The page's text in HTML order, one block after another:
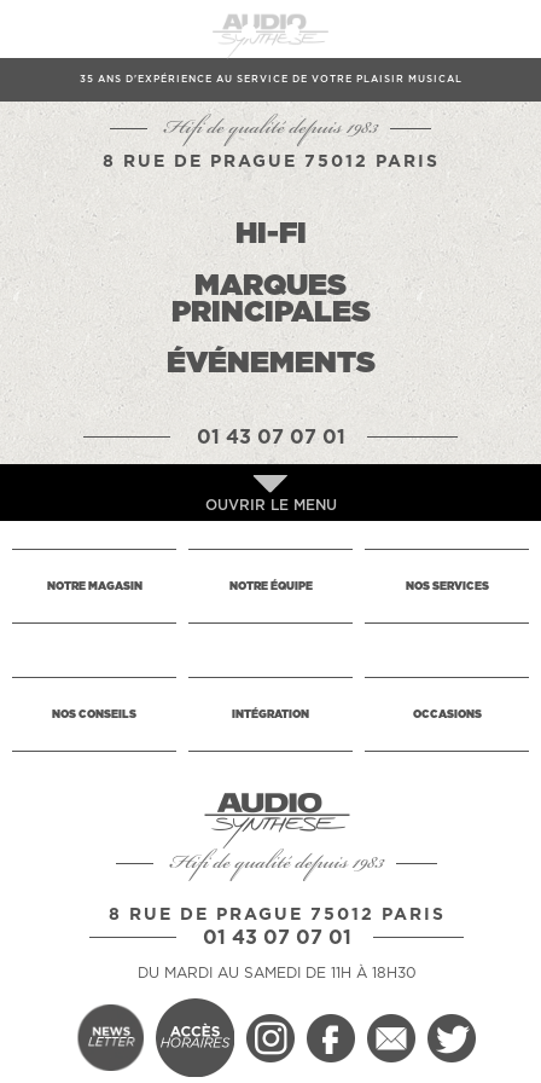
35 ANS D'EXPÉRIENCE AU SERVICE DE VOTRE PLAISIR MUSICAL
Hifi de qualité depuis 1983
8 RUE DE PRAGUE 75012 PARIS
HI-FI
MARQUES
PRINCIPALES
ÉVÉNEMENTS
01 43 07 07 01
OUVRIR LE MENU
NOTRE MAGASIN NOTRE ÉQUIPE NOS SERVICES
NOS CONSEILS INTÉGRATION OCCASIONS
Hifi de qualité depuis 1983
8 RUE DE PRAGUE 75012 PARIS
01 43 07 07 01
DU MARDI AU SAMEDI DE 11H À 18H30